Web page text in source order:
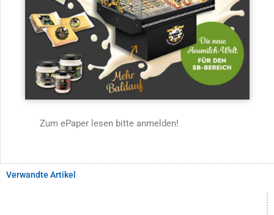
Zum ePaper lesen bitte anmelden!
Verwandte Artikel